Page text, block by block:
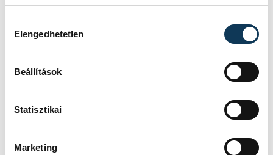
Elengedhetetlen
Beállítások
Statisztikai
Marketing